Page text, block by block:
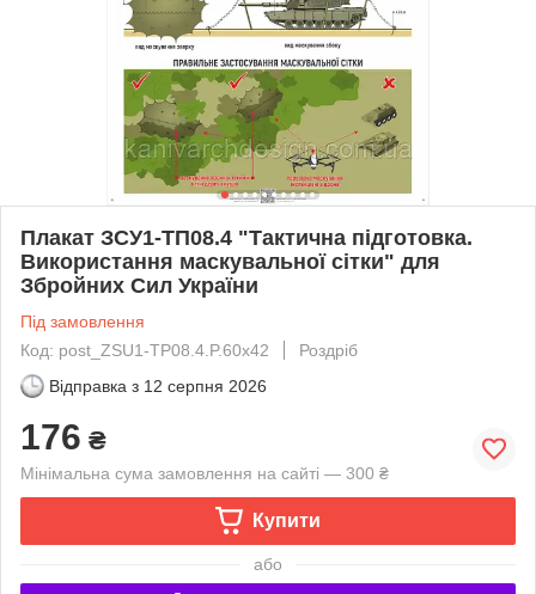
Плакат ЗСУ1-ТП08.4 "Тактична підготовка.
Використання маскувальної сітки" для
Збройних Сил України
Під замовлення
Код: post_ZSU1-TP08.4.P.60x42
Роздріб
Відправка з 12 серпня 2026
176 ₴
Мінімальна сума замовлення на сайті — 300 ₴
Купити
або